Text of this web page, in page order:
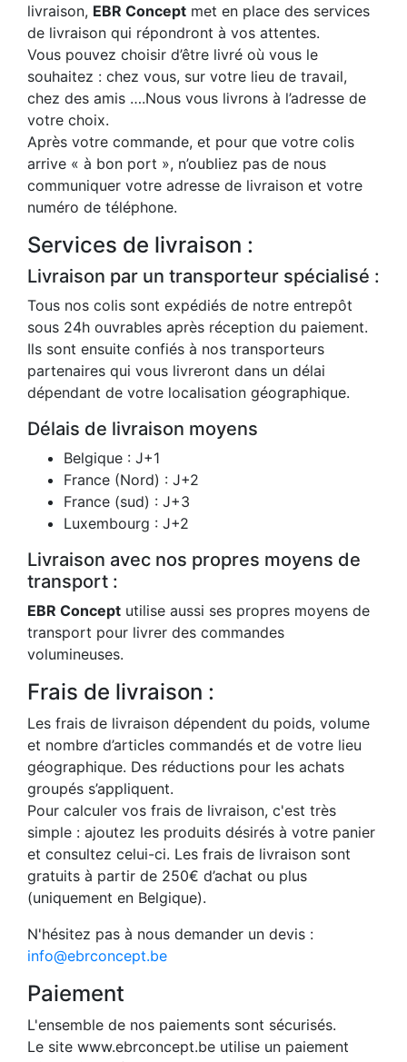
livraison, EBR Concept met en place des services
de livraison qui répondront à vos attentes.
Vous pouvez choisir d’être livré où vous le
souhaitez : chez vous, sur votre lieu de travail,
chez des amis ….Nous vous livrons à l’adresse de
votre choix.
Après votre commande, et pour que votre colis
arrive « à bon port », n’oubliez pas de nous
communiquer votre adresse de livraison et votre
numéro de téléphone.
Services de livraison :
Livraison par un transporteur spécialisé :
Tous nos colis sont expédiés de notre entrepôt
sous 24h ouvrables après réception du paiement.
Ils sont ensuite confiés à nos transporteurs
partenaires qui vous livreront dans un délai
dépendant de votre localisation géographique.
Délais de livraison moyens
Belgique : J+1
France (Nord) : J+2
France (sud) : J+3
Luxembourg : J+2
Livraison avec nos propres moyens de
transport :
EBR Concept utilise aussi ses propres moyens de
transport pour livrer des commandes
volumineuses.
Frais de livraison :
Les frais de livraison dépendent du poids, volume
et nombre d’articles commandés et de votre lieu
géographique. Des réductions pour les achats
groupés s’appliquent.
Pour calculer vos frais de livraison, c'est très
simple : ajoutez les produits désirés à votre panier
et consultez celui-ci. Les frais de livraison sont
gratuits à partir de 250€ d’achat ou plus
(uniquement en Belgique).
N'hésitez pas à nous demander un devis :
info@ebrconcept.be
Paiement
L'ensemble de nos paiements sont sécurisés.
Le site www.ebrconcept.be utilise un paiement